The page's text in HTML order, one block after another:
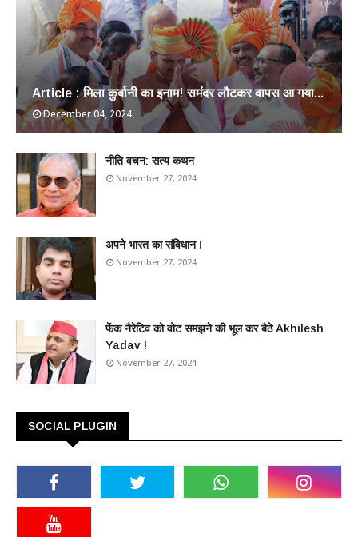
Article : मिला कुर्बानी का इनाम! समंदर लौटकर वापस आ गया...
December 04, 2024
​नीति वचन: सत्य कथन
November 27, 2024
अपने भारत का संविधान।
November 27, 2024
फेंक नैरेटिव को वोट समझने की भूल कर बैठे Akhilesh
Yadav !
November 27, 2024
SOCIAL PLUGIN